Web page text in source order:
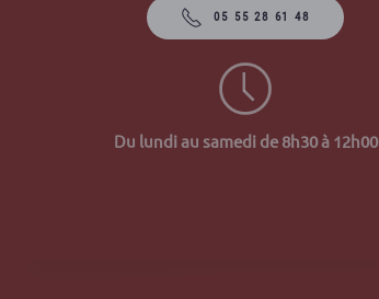
05 55 28 61 48
Du lundi au samedi de 8h30 à 12h00